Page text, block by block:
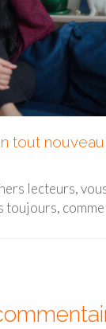
tout
lecteurs,
toujours,